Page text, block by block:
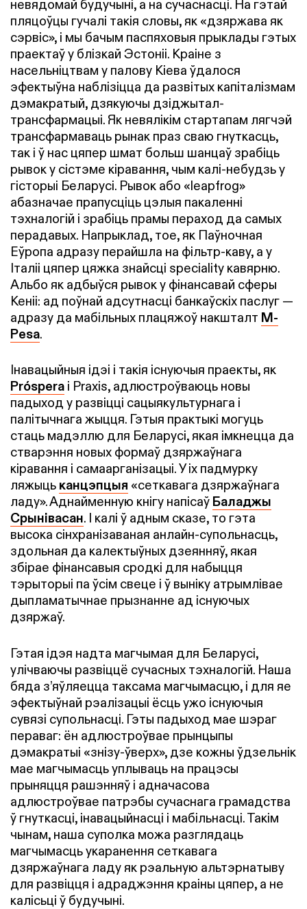
невядомай будучыні, а на сучаснасці. На гэтай
пляцоўцы гучалі такія словы, як «дзяржава як
сэрвіс», і мы бачым паспяховыя прыклады гэтых
праектаў у блізкай Эстоніі. Краіне з
насельніцтвам у палову Кіева ўдалося
эфектыўна наблізіцца да развітых капіталізмам
дэмакратый, дзякуючы дзіджытал-
трансфармацыі. Як невялікім стартапам лягчэй
трансфармаваць рынак праз сваю гнуткасць,
так і ў нас цяпер шмат больш шанцаў зрабіць
рывок у сістэме кіравання, чым калі-небудзь у
гісторыі Беларусі. Рывок або «leapfrog»
абазначае прапусціць цэлыя пакаленні
тэхналогій і зрабіць прамы пераход да самых
перадавых. Напрыклад, тое, як Паўночная
Еўропа адразу перайшла на фільтр-каву, а у
Італіі цяпер цяжка знайсці speciality кавярню.
Альбо як адбыўся рывок у фінансавай сферы
Кеніі: ад поўнай адсутнасці банкаўскіх паслуг —
адразу да мабільных плацяжоў накшталт M-
Pesa.
Інавацыйныя ідэі і такія існуючыя праекты, як
Próspera і Praxis, адлюстроўваюць новы
падыход у развіцці сацыякультурнага і
палітычнага жыцця. Гэтыя практыкі могуць
стаць мадэллю для Беларусі, якая імкнецца да
стварэння новых формаў дзяржаўнага
кіравання і самаарганізацыі. У іх падмурку
ляжыць канцэпцыя «сеткавага дзяржаўнага
ладу». Аднайменную кнігу напісаў Баладжы
Срынівасан. І калі ў адным сказе, то гэта
высока сінхранізаваная анлайн-супольнасць,
здольная да калектыўных дзеянняў, якая
збірае фінансавыя сродкі для набыцця
тэрыторыі па ўсім свеце і ў выніку атрымлівае
дыпламатычнае прызнанне ад існуючых
дзяржаў.
Гэтая ідэя надта магчымая для Беларусі,
улічваючы развіццё сучасных тэхналогій. Наша
бяда з’яўляецца таксама магчымасцю, і для яе
эфектыўнай рэалізацыі ёсць ужо існуючыя
сувязі супольнасці. Гэты падыход мае шэраг
пераваг: ён адлюстроўвае прынцыпы
дэмакратыі «знізу-ўверх», дзе кожны ўдзельнік
мае магчымасць уплываць на працэсы
прыняцця рашэнняў і адначасова
адлюстроўвае патрэбы сучаснага грамадства
ў гнуткасці, інавацыйнасці і мабільнасці. Такім
чынам, наша суполка можа разглядаць
магчымасць укаранення сеткавага
дзяржаўнага ладу як рэальную альтэрнатыву
для развіцця і адраджэння краіны цяпер, а не
калісьці ў будучыні.